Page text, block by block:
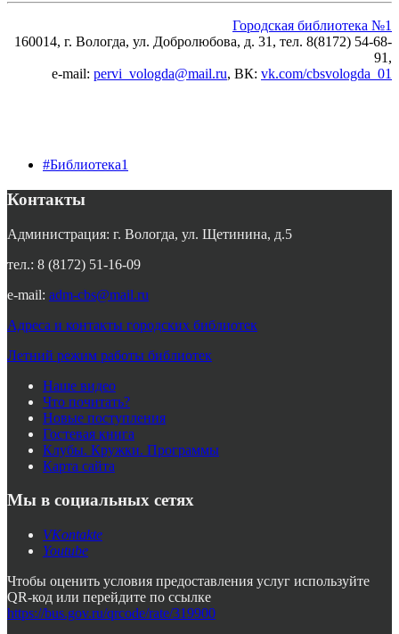
Городская библиотека №1
160014, г. Вологда, ул. Добролюбова, д. 31, тел. 8(8172) 54-68-
91,
e-mail: pervi_vologda@mail.ru, ВК: vk.com/cbsvologda_01
#Библиотека1
Контакты
Администрация: г. Вологда, ул. Щетинина, д.5
тел.: 8 (8172) 51-16-09
e-mail: adm-cbs@mail.ru
Адреса и контакты городских библиотек
Летний режим работы библиотек
Наше видео
Что почитать?
Новые поступления
Гостевая книга
Клубы. Кружки. Программы
Карта сайта
Мы в социальных сетях
VKontakte
Youtube
Чтобы оценить условия предоставления услуг используйте
QR-код или перейдите по ссылке
https://bus.gov.ru/qrcode/rate/319900